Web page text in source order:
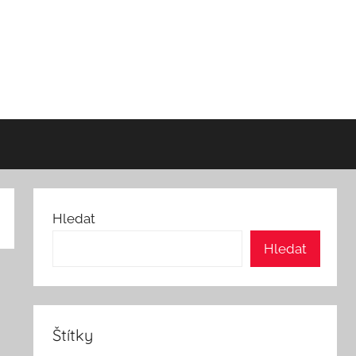
Hledat
Hledat
Štítky